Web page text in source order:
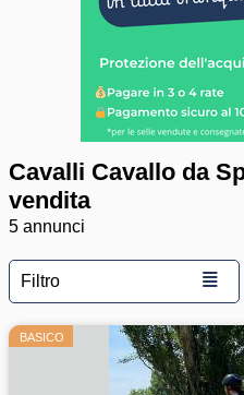
Cavalli Cavallo da
vendita
5 annunci
Filtro ≣
BASICO